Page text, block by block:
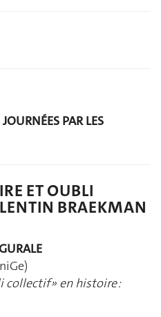
PAR LES
ET OUBLI
BRAEKMAN
collectif » en histoire :